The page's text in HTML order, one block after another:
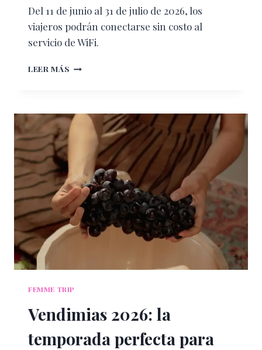
Del 11 de junio al 31 de julio de 2026, los
viajeros podrán conectarse sin costo al
servicio de WiFi.
LEER MÁS AHORA
PARTIDOS
MÁS
ESPERADOS
VERANO
MIENTRAS
VUELAS
CON
AEROMÉXICO
FEMME TRIP
Vendimias 2026: la
temporada perfecta para